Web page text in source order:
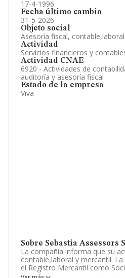
17-4-1996
Fecha último cambio
31-5-2026
Objeto social
Asesoría fiscal,
Actividad
Servicios financieros y
Actividad CNAE
6920 - Actividades de
auditoría y asesoría fiscal
Estado de la empresa
Viva
Sobre Sebastia Assessors
La compañía informa que su
contable,laboral y mercantil.
el Registro Mercantil como
actividad CNAE es 'Actividades